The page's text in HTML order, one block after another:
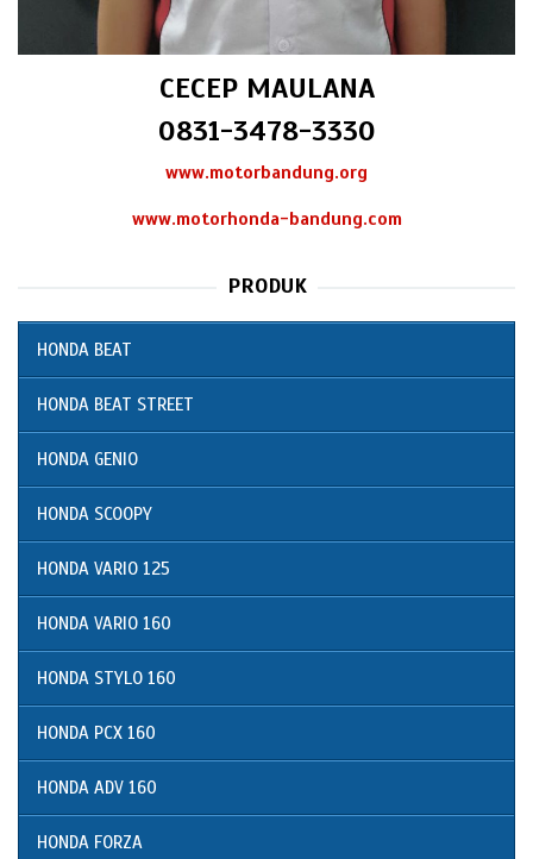
CECEP MAULANA
0831-3478-3330
www.motorbandung.org
www.motorhonda-bandung.com
PRODUK
HONDA BEAT
HONDA BEAT STREET
HONDA GENIO
HONDA SCOOPY
HONDA VARIO 125
HONDA VARIO 160
HONDA STYLO 160
HONDA PCX 160
HONDA ADV 160
HONDA FORZA